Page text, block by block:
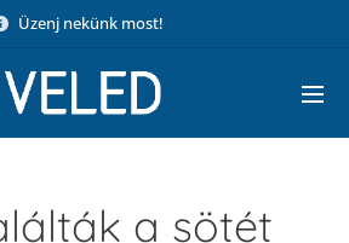
Üzenj nekünk most!
a sötét